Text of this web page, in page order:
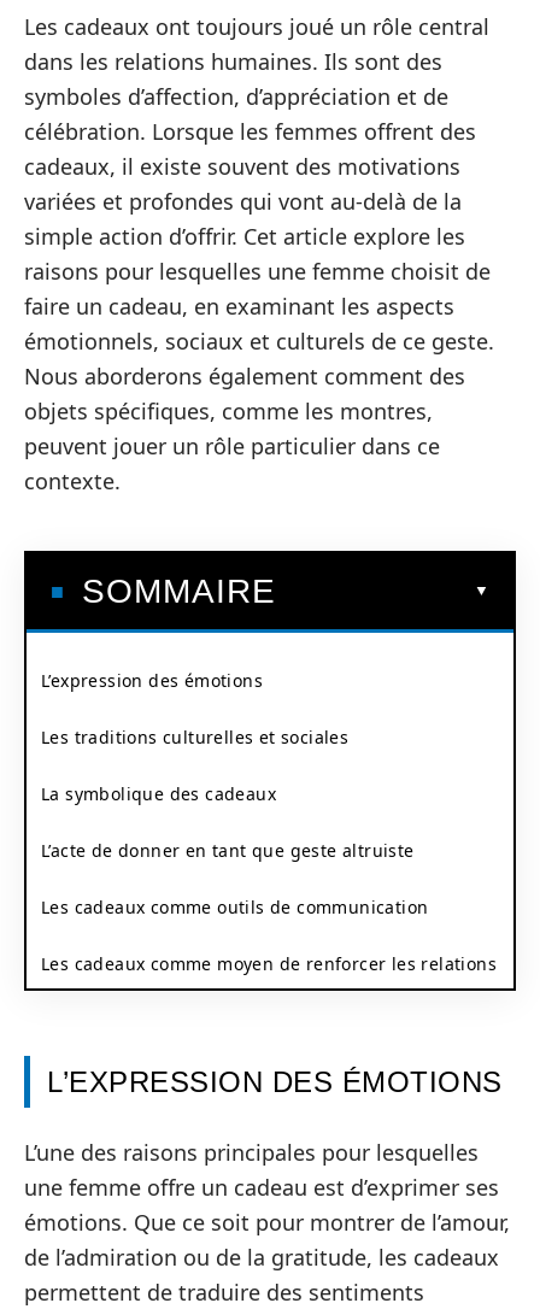
Les cadeaux ont toujours joué un rôle central
dans les relations humaines. Ils sont des
symboles d’affection, d’appréciation et de
célébration. Lorsque les femmes offrent des
cadeaux, il existe souvent des motivations
variées et profondes qui vont au-delà de la
simple action d’offrir. Cet article explore les
raisons pour lesquelles une femme choisit de
faire un cadeau, en examinant les aspects
émotionnels, sociaux et culturels de ce geste.
Nous aborderons également comment des
objets spécifiques, comme les montres,
peuvent jouer un rôle particulier dans ce
contexte.
SOMMAIRE
L’expression des émotions
Les traditions culturelles et sociales
La symbolique des cadeaux
L’acte de donner en tant que geste altruiste
Les cadeaux comme outils de communication
Les cadeaux comme moyen de renforcer les relations
L’EXPRESSION DES ÉMOTIONS
L’une des raisons principales pour lesquelles
une femme offre un cadeau est d’exprimer ses
émotions. Que ce soit pour montrer de l’amour,
de l’admiration ou de la gratitude, les cadeaux
permettent de traduire des sentiments